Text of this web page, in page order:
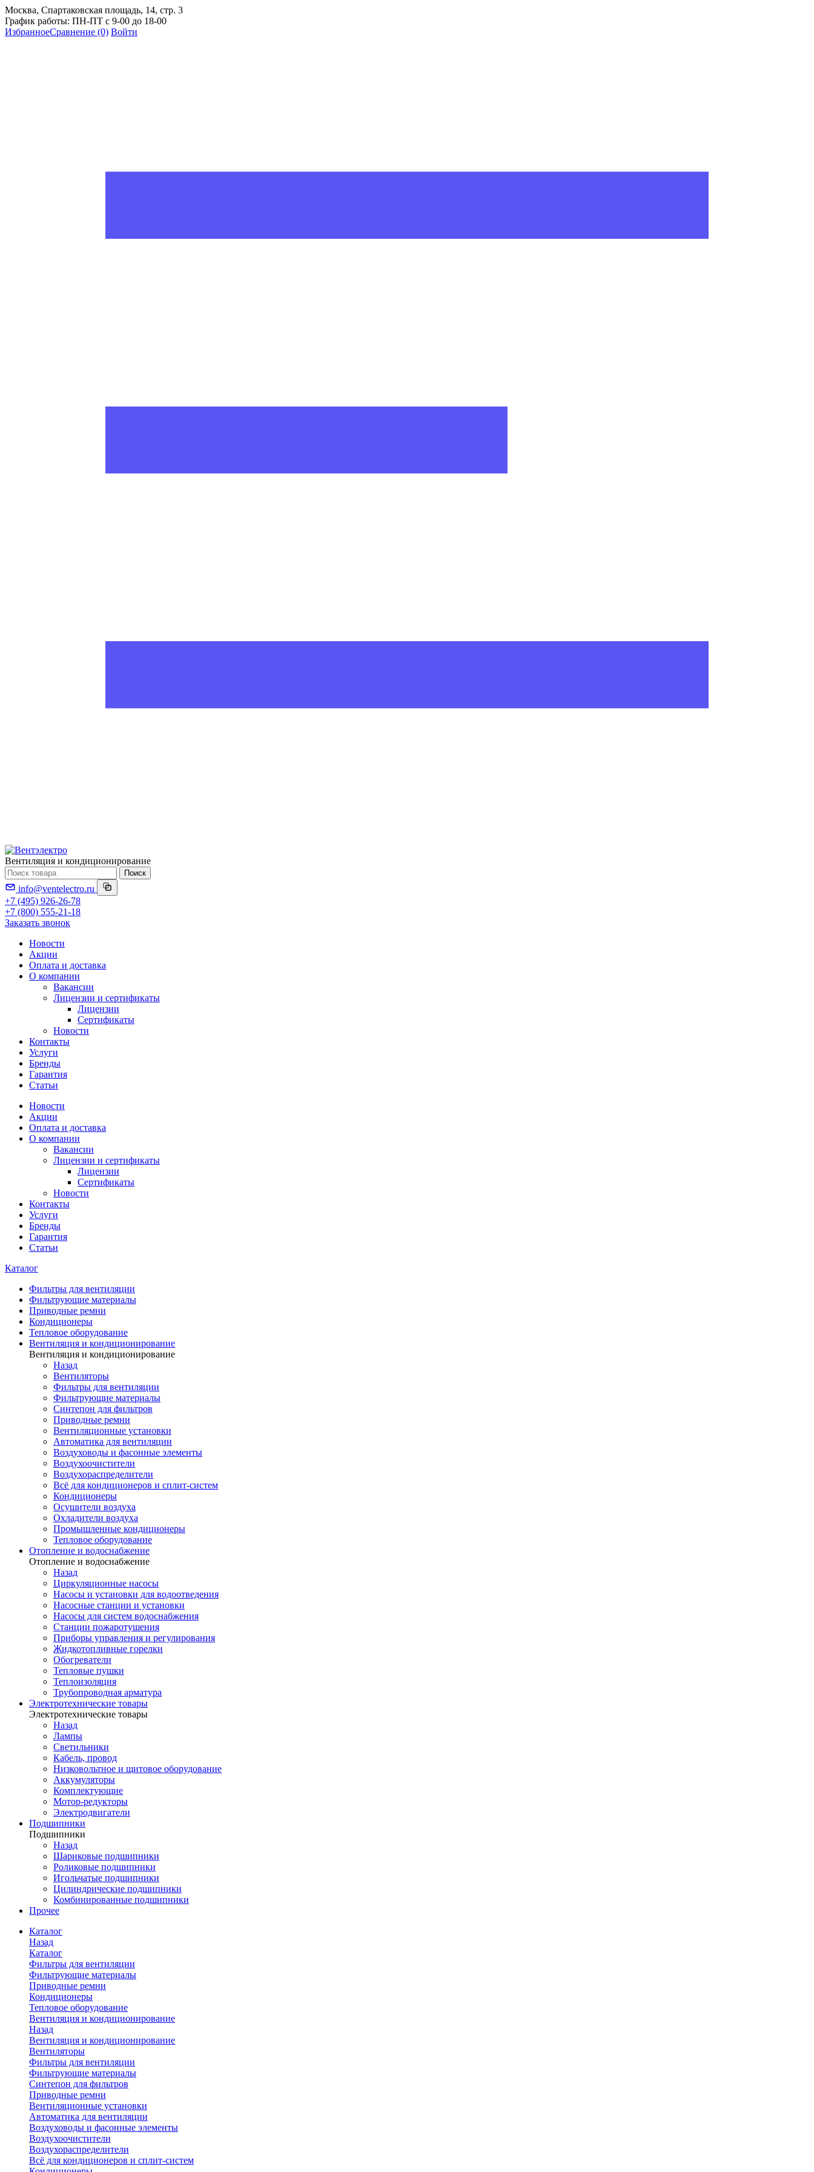
Москва, Спартаковская площадь, 14, стр. 3
График работы: ПН-ПТ с 9-00 до 18-00
ИзбранноеСравнение (0) Войти
Вентиляция и кондиционирование
Поиск
info@ventelectro.ru
+7 (495) 926-26-78
+7 (800) 555-21-18
Заказать звонок
Новости
Акции
Оплата и доставка
О компании
Вакансии
Лицензии и сертификаты
Лицензии
Сертификаты
Новости
Контакты
Услуги
Бренды
Гарантия
Статьи
Новости
Акции
Оплата и доставка
О компании
Вакансии
Лицензии и сертификаты
Лицензии
Сертификаты
Новости
Контакты
Услуги
Бренды
Гарантия
Статьи
Каталог
Фильтры для вентиляции
Фильтрующие материалы
Приводные ремни
Кондиционеры
Тепловое оборудование
Вентиляция и кондиционирование
Вентиляция и кондиционирование
Назад
Вентиляторы
Фильтры для вентиляции
Фильтрующие материалы
Синтепон для фильтров
Приводные ремни
Вентиляционные установки
Автоматика для вентиляции
Воздуховоды и фасонные элементы
Воздухоочистители
Воздухораспределители
Всё для кондиционеров и сплит-систем
Кондиционеры
Осушители воздуха
Охладители воздуха
Промышленные кондиционеры
Тепловое оборудование
Отопление и водоснабжение
Отопление и водоснабжение
Назад
Циркуляционные насосы
Насосы и установки для водоотведения
Насосные станции и установки
Насосы для систем водоснабжения
Станции пожаротушения
Приборы управления и регулирования
Жидкотопливные горелки
Обогреватели
Тепловые пушки
Теплоизоляция
Трубопроводная арматура
Электротехнические товары
Электротехнические товары
Назад
Лампы
Светильники
Кабель, провод
Низковольтное и щитовое оборудование
Аккумуляторы
Комплектующие
Мотор-редукторы
Электродвигатели
Подшипники
Подшипники
Назад
Шариковые подшипники
Роликовые подшипники
Игольчатые подшипники
Цилиндрические подшипники
Комбинированные подшипники
Прочее
Каталог
Назад
Каталог
Фильтры для вентиляции
Фильтрующие материалы
Приводные ремни
Кондиционеры
Тепловое оборудование
Вентиляция и кондиционирование
Назад
Вентиляция и кондиционирование
Вентиляторы
Фильтры для вентиляции
Фильтрующие материалы
Синтепон для фильтров
Приводные ремни
Вентиляционные установки
Автоматика для вентиляции
Воздуховоды и фасонные элементы
Воздухоочистители
Воздухораспределители
Всё для кондиционеров и сплит-систем